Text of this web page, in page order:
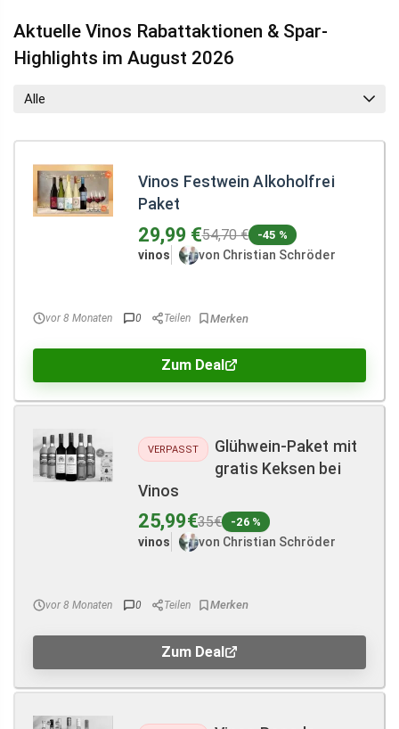
Aktuelle Vinos Rabattaktionen & Spar-
Highlights im August 2026
Alle
Vinos Festwein Alkoholfrei
Paket
29,99 €54,70 € -45 %
vinos von Christian Schröder
vor 8 Monaten 0 Teilen
Zum Deal
VERPASST
Glühwein-Paket mit
gratis Keksen bei
Vinos
25,99€35€ -26 %
vinos von Christian Schröder
vor 8 Monaten 0 Teilen
Zum Deal